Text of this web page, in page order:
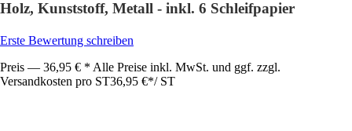
Holz, Kunststoff, Metall - inkl. 6 Schleifpapier
Erste Bewertung schreiben
Preis — 36,95 € * Alle Preise inkl. MwSt. und ggf. zzgl.
Versandkosten pro ST36,95 €*/ ST